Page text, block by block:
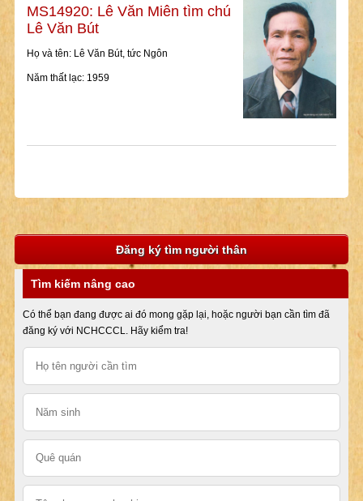
MS14920: Lê Văn Miên tìm chú
Lê Văn Bút
Họ và tên: Lê Văn Bút, tức Ngôn
Năm thất lạc: 1959
Đăng ký tìm người thân
Tìm kiếm nâng cao
Có thể bạn đang được ai đó mong gặp lại, hoặc người bạn cần tìm đã
đăng ký với NCHCCCL. Hãy kiểm tra!